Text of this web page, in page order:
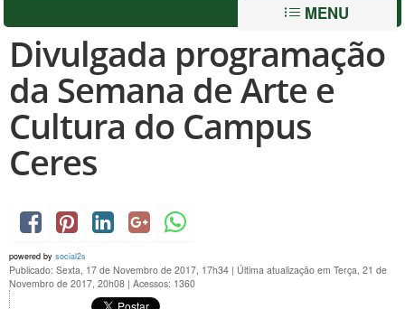
MENU
Divulgada programação
da Semana de Arte e
Cultura do Campus
Ceres
powered by social2s
Publicado: Sexta, 17 de Novembro de 2017, 17h34 | Última atualização em Terça, 21 de
Novembro de 2017, 20h08 | Acessos: 1360